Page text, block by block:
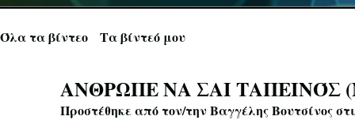
Όλα τα βίντεο Τα βίντεό μου
ΑΝΘΡΩΠΕ ΝΑ ΣΑΙ ΤΑΠΕΙΝΌΣ
Προστέθηκε από τον/τηνΒαγγέλης Βουτσίνος